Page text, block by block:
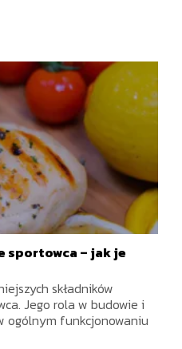
sportowca – jak je
składników
Jego rola w budowie i
ogólnym funkcjonowaniu